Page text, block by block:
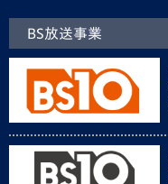
BS放送事業